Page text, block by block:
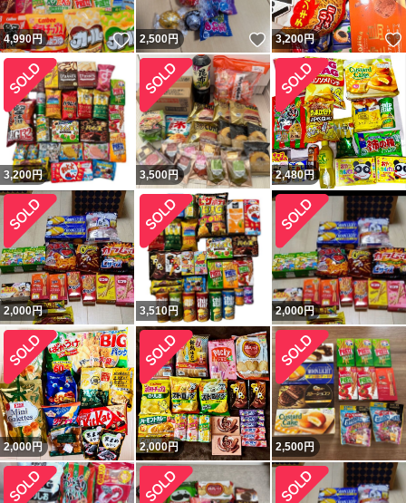
4,990円 いいね！
2,500円 いいね！
3,200円
3,200円 3,500円 2,480円
2,000円 3,510円 2,000円
2,000円 2,000円 2,500円